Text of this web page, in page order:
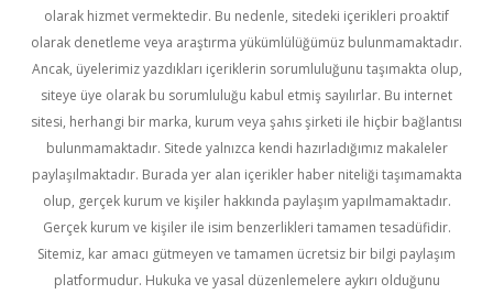
olarak hizmet vermektedir. Bu nedenle, sitedeki içerikleri proaktif
olarak denetleme veya araştırma yükümlülüğümüz bulunmamaktadır.
Ancak, üyelerimiz yazdıkları içeriklerin sorumluluğunu taşımakta olup,
siteye üye olarak bu sorumluluğu kabul etmiş sayılırlar. Bu internet
sitesi, herhangi bir marka, kurum veya şahıs şirketi ile hiçbir bağlantısı
bulunmamaktadır. Sitede yalnızca kendi hazırladığımız makaleler
paylaşılmaktadır. Burada yer alan içerikler haber niteliği taşımamakta
olup, gerçek kurum ve kişiler hakkında paylaşım yapılmamaktadır.
Gerçek kurum ve kişiler ile isim benzerlikleri tamamen tesadüfidir.
Sitemiz, kar amacı gütmeyen ve tamamen ücretsiz bir bilgi paylaşım
platformudur. Hukuka ve yasal düzenlemelere aykırı olduğunu